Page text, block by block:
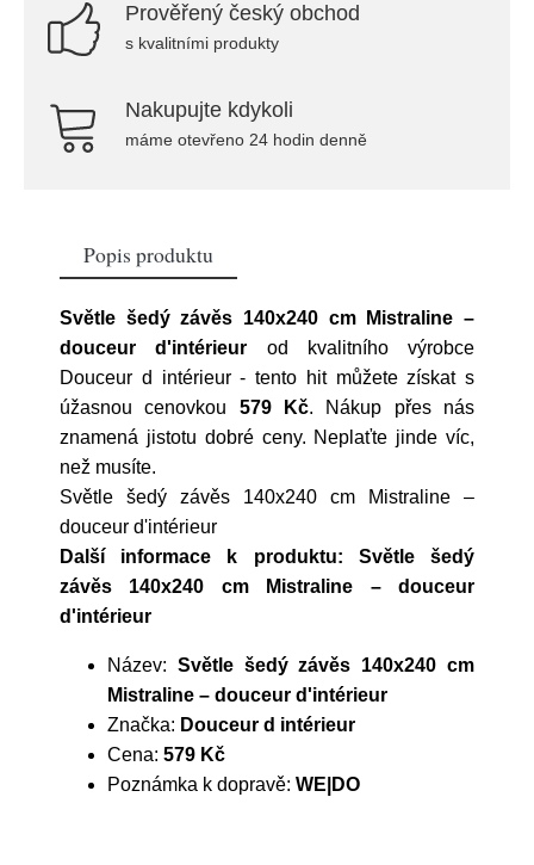
Prověřený český obchod
s kvalitními produkty
Nakupujte kdykoli
máme otevřeno 24 hodin denně
Popis produktu
Světle šedý závěs 140x240 cm Mistraline –
douceur d'intérieur od kvalitního výrobce
Douceur d intérieur- tento hit můžete získat s
úžasnou cenovkou 579 Kč. Nákup přes nás
znamená jistotu dobré ceny. Neplaťte jinde víc,
než musíte.
Světle šedý závěs 140x240 cm Mistraline –
douceur d'intérieur
Další informace k produktu: Světle šedý
závěs 140x240 cm Mistraline – douceur
d'intérieur
Název: Světle šedý závěs 140x240 cm
Mistraline – douceur d'intérieur
Značka: Douceur d intérieur
Cena: 579 Kč
Poznámka k dopravě: WE|DO